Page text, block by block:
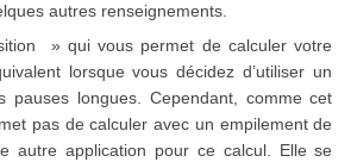
autres renseignements.
» qui vous permet de calculer votre
lorsque vous décidez d’utiliser un
pauses longues. Cependant, comme cet
pas de calculer avec un empilement de
autre application pour ce calcul. Elle se